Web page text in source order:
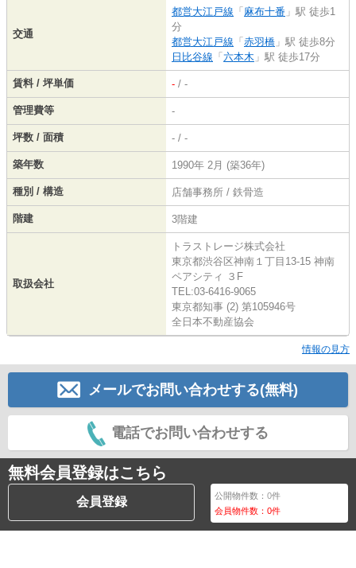
交通
都営大江戸線 「 麻布十番 」駅 徒歩1
分
都営大江戸線 「 赤羽橋 」駅 徒歩8分
日比谷線 「 六本木 」駅 徒歩17分
賃料 / 坪単価 - / -
管理費等 -
坪数 / 面積 - / -
築年数 1990年 2月 (築36年)
種別 / 構造 店舗事務所 / 鉄骨造
階建 3階建
取扱会社
トラストレージ株式会社
東京都渋谷区神南１丁目13-15 神南
ペアシティ ３F
TEL:03-6416-9065
東京都知事 (2) 第105946号
全日本不動産協会
情報の見方
メールでお問い合わせする(無料)
電話でお問い合わせする
無料会員登録はこちら
会員登録 公開物件数：0件
会員物件数：0件